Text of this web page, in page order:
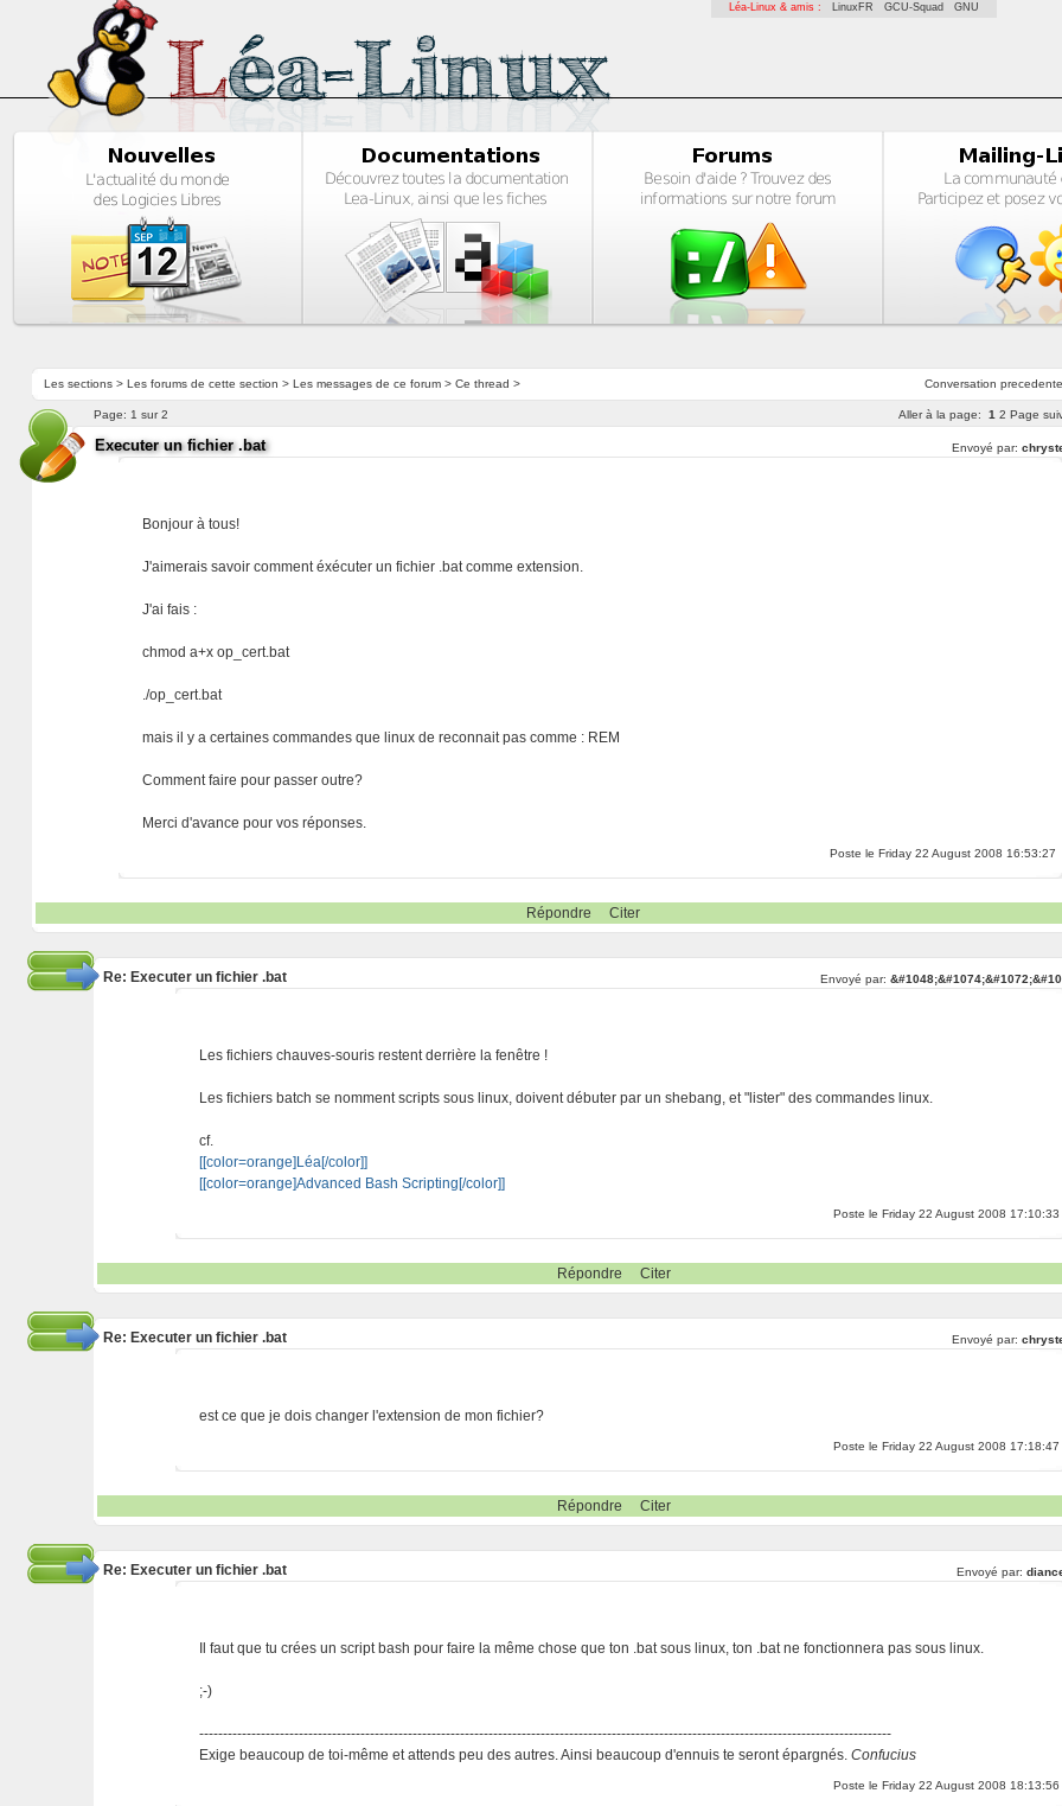
Léa-Linux & amis : LinuxFR GCU-Squad GNU
Conversation precedente
Les sections> Les forums de cette section > Les messages de ce forum> Ce thread >
Aller à la page: 1 2 Page
Page: 1 sur 2
Executer un fichier .bat Envoyé par:
Bonjour à tous!
J'aimerais savoir comment éxécuter un fichier .bat comme extension.
J'ai fais :
chmod a+x op_cert.bat
./op_cert.bat
mais il y a certaines commandes que linux de reconnait pas comme : REM
Comment faire pour passer outre?
Merci d'avance pour vos réponses.
Poste le Friday 22 August 2008 16:53:27
Répondre Citer
Re: Executer un fichier .bat Envoyé par:
Les fichiers chauves-souris restent derrière la fenêtre !
Les fichiers batch se nomment scripts sous linux, doivent débuter par un shebang, et "lister" des commandes linux.
cf.
[[color=orange]Léa[/color]]
[[color=orange]Advanced Bash Scripting[/color]]
Poste le Friday 22 August 2008 17:10:33
Répondre Citer
Re: Executer un fichier .bat Envoyé par:
est ce que je dois changer l'extension de mon fichier?
Poste le Friday 22 August 2008 17:18:47
Répondre Citer
Re: Executer un fichier .bat Envoyé par:
Il faut que tu crées un script bash pour faire la même chose que ton .bat sous linux, ton .bat ne fonctionnera pas sous linux.
;-)
--------------------------------------------------------------------------------------------------------------------------------------------------
Exige beaucoup de toi-même et attends peu des autres. Ainsi beaucoup d'ennuis te seront épargnés.Confucius
Poste le Friday 22 August 2008 18:13:56